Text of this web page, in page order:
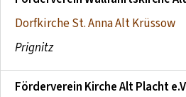
Dorfkirche St. Anna Alt Krüssow
Prignitz
Förderverein Kirche Alt Placht